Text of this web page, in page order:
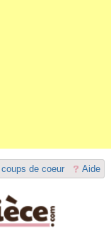
Aide
coups de coeur